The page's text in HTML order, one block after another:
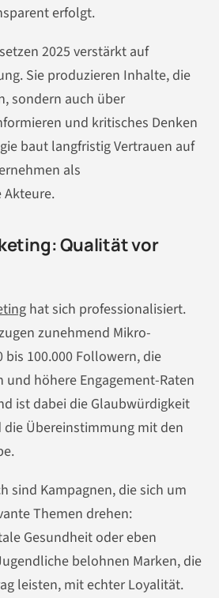
erfolgt.
2025 verstärkt auf
Sie produzieren Inhalte, die
sondern auch über
und kritisches Denken
baut langfristig Vertrauen auf
als
Qualität vor
hat sich professionalisiert.
zunehmend Mikro-
100.000 Followern, die
höhere Engagement-Raten
ist dabei die Glaubwürdigkeit
Übereinstimmung mit den
sind Kampagnen, die sich um
Themen drehen:
Gesundheit oder eben
belohnen Marken, die
leisten, mit echter Loyalität.